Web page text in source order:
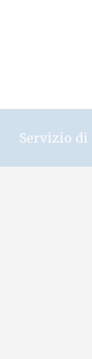
Servizio di